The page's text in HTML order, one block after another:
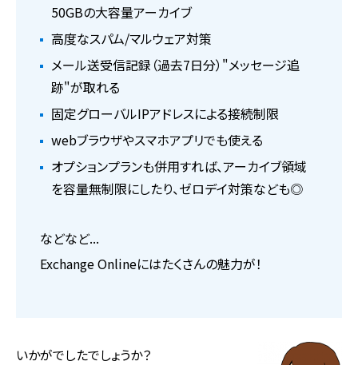
50GBの大容量アーカイブ
高度なスパム/マルウェア対策
メール送受信記録（過去7日分）"メッセージ追
跡"が取れる
固定グローバルIPアドレスによる接続制限
webブラウザやスマホアプリでも使える
オプションプランも併用すれば、アーカイブ領域
を容量無制限にしたり、ゼロデイ対策なども◎
などなど...
Exchange Onlineにはたくさんの魅力が！
いかがでしたでしょうか？